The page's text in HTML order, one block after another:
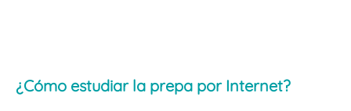
¿Cómo estudiar la prepa por Internet?